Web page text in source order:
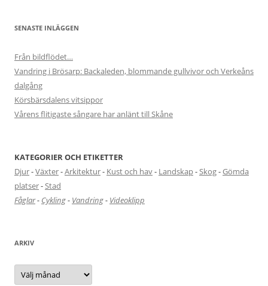
SENASTE INLÄGGEN
Från bildflödet…
Vandring i Brösarp: Backaleden, blommande gullvivor och Verkeåns
dalgång
Körsbärsdalens vitsippor
Vårens flitigaste sångare har anlänt till Skåne
KATEGORIER OCH ETIKETTER
Djur-Växter-Arkitektur- Kust och hav- Landskap-Skog-Gömda
platser-Stad
Fåglar- Cykling- Vandring- Videoklipp
ARKIV
Arkiv